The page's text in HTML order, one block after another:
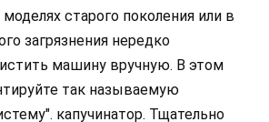
моделях старого поколения или в
загрязнения нередко
машину вручную. В этом
так называемую
капучинатор. Тщательно